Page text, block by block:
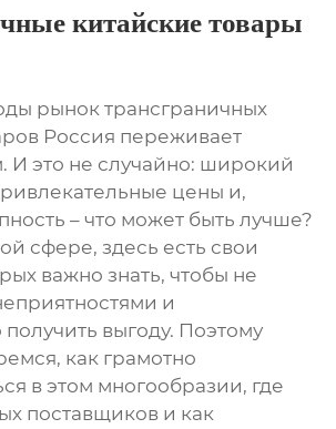
китайские товары
рыноктрансграничных
Россия переживает
И это не случайно: широкий
цены и,
– что может быть лучше?
сфере, здесь есть свои
важно знать, чтобы не
и
выгоду. Поэтому
как грамотно
в этом многообразии, где
поставщиков и как